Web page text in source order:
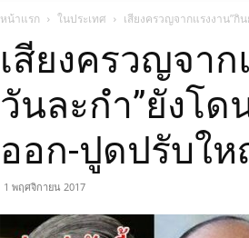
หน้าแรก ในประเทศ เสียงครวญจากแรงงาน”
เสียงครวญจา
วันละกำ”ยังโ
ออก-ปูดปรับใ
1 พฤศจิกายน 2017